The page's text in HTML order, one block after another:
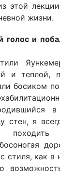
этой
жизни.
голос и
и теплой,
босиком
стен, я
походить
стиля, как в